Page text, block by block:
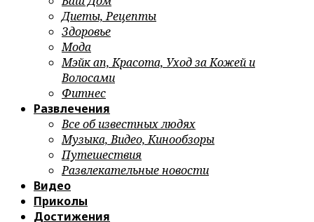
Диеты, Рецепты
Здоровье
Мода
Мэйк ап, Красота, Уход за Кожей и
Волосами
Фитнес
Развлечения
Все об известных людях
Музыка, Видео, Кинообзоры
Путешествия
Развлекательные новости
Видео
Приколы
Достижения